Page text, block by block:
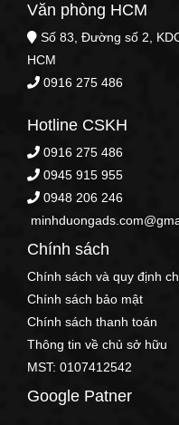
Văn phòng HCM
Số 83, Đường số 2,
HCM
0916 275 486
Hotline CSKH
0916 275 486
0945 915 955
0948 206 246
Chính sách
Chính sách và quy định
Chính sách bảo mật
Chính sách thanh toán
Thông tin về chủ sở hữu
MST: 0107412542
Google Patner